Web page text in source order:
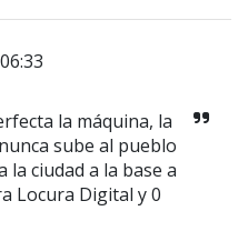
la máquina, la
sube al pueblo
la ciudad a la base a
Locura Digital y 0